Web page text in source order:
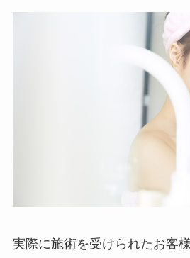
実際に施術を受けられたお客